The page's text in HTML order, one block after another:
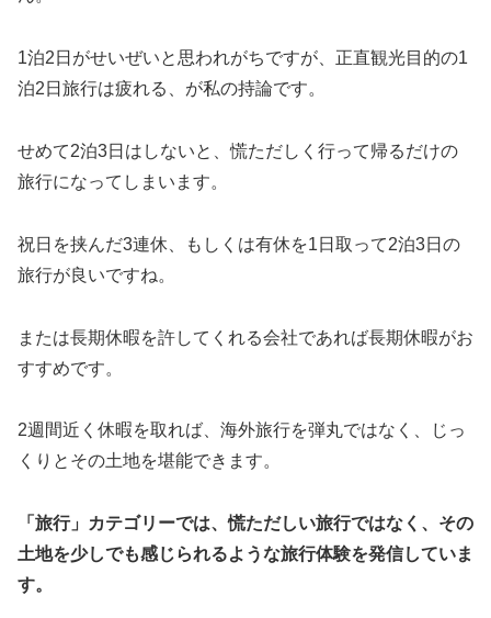
1泊2日がせいぜいと思われがちですが、正直観光目的の1
泊2日旅行は疲れる、が私の持論です。
せめて2泊3日はしないと、慌ただしく行って帰るだけの
旅行になってしまいます。
祝日を挟んだ3連休、もしくは有休を1日取って2泊3日の
旅行が良いですね。
または長期休暇を許してくれる会社であれば長期休暇がお
すすめです。
2週間近く休暇を取れば、海外旅行を弾丸ではなく、じっ
くりとその土地を堪能できます。
「旅行」カテゴリーでは、慌ただしい旅行ではなく、その
土地を少しでも感じられるような旅行体験を発信していま
す。